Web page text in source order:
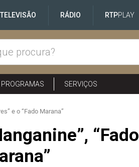
TELEVISÃO RÁDIO RTPPLAY
PROGRAMAS SERVIÇOS
e o “Fado Marana”
“Fado